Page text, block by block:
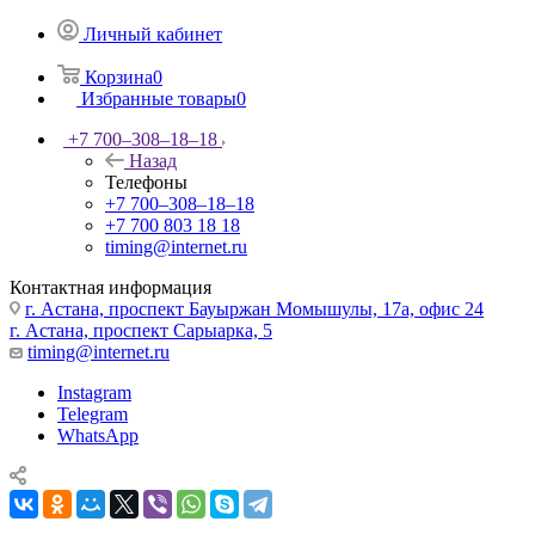
Личный кабинет
Корзина0
Избранные товары0
+7 700‒308‒18‒18
Назад
Телефоны
+7 700‒308‒18‒18
+7 700 803 18 18
timing@internet.ru
Контактная информация
г. Астана, проспект Бауыржан Момышулы, 17а, офис 24
г. Астана, проспект Сарыарка, 5
timing@internet.ru
Instagram
Telegram
WhatsApp